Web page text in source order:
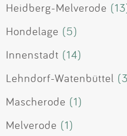
Heidberg-Melverode
Hondelage (5)
Innenstadt (14)
Lehndorf-Watenbüttel
Mascherode (1)
Melverode (1)